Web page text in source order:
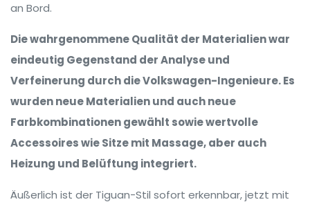
an Bord.
Die wahrgenommene Qualität der Materialien war
eindeutig Gegenstand der Analyse und
Verfeinerung durch die Volkswagen-Ingenieure. Es
wurden neue Materialien und auch neue
Farbkombinationen gewählt sowie wertvolle
Accessoires wie Sitze mit Massage, aber auch
Heizung und Belüftung integriert.
Äußerlich ist der Tiguan-Stil sofort erkennbar, jetzt mit